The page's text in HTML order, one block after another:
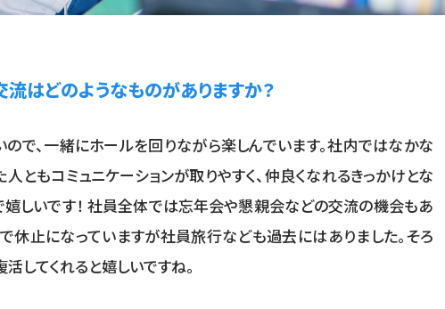
はどのようなものがありますか？
で、一緒にホールを回りながら楽しんでいます。社内ではなかな
ともコミュニケーションが取りやすく、仲良くなれるきっかけとな
嬉しいです！ 社員全体では忘年会や懇親会などの交流の機会もあ
で休止になっていますが社員旅行なども過去にはありました。そろ
してくれると嬉しいですね。